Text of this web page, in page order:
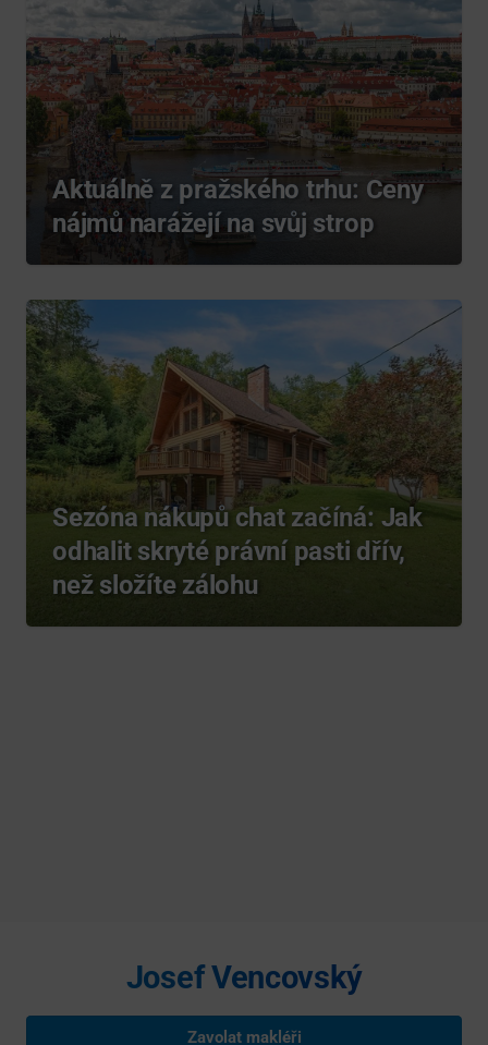
Aktuálně z pražského trhu: Ceny
nájmů narážejí na svůj strop
Sezóna nákupů chat začíná: Jak
odhalit skryté právní pasti dřív,
než složíte zálohu
Josef Vencovský
Zavolat makléři